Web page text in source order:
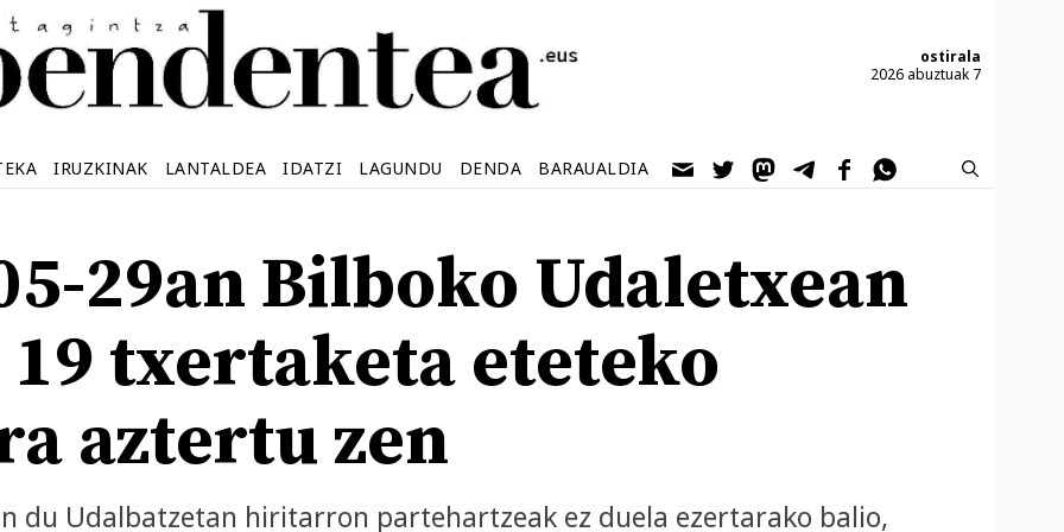
ostirala
2026 abuztuak 7
IRUZKINAK LANTALDEA IDATZI LAGUNDU DENDA BARAUALDIA
29an Bilboko Udaletxean
txertaketa eteteko
aztertu zen
du Udalbatzetan hiritarron partehartzeak ez duela ezertarako balio,